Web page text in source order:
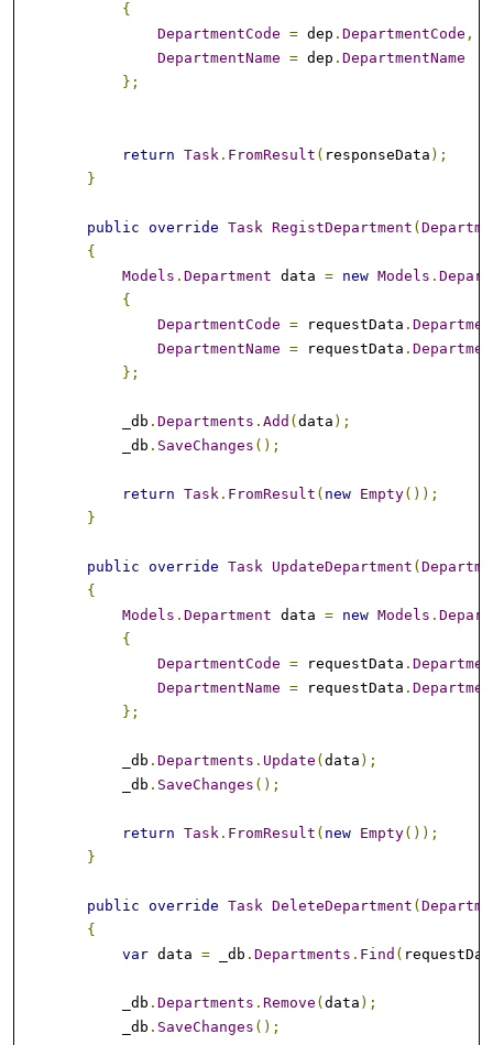
{
DepartmentCode = dep . DepartmentCode ,
DepartmentName = dep . DepartmentName
};
return Task . FromResult ( responseData );
}
public override Task RegistDepartment (
{
Models . Department data = new Models .
{
DepartmentCode = requestData .
DepartmentName = requestData .
};
            _db
. Departments . Add ( data );
            _db
. SaveChanges ();
return Task . FromResult ( new Empty());
}
public override Task UpdateDepartment (
{
Models . Department data = new Models .
{
DepartmentCode = requestData .
DepartmentName = requestData .
};
            _db
. Departments . Update ( data );
            _db
. SaveChanges ();
return Task . FromResult ( new Empty());
}
public override Task DeleteDepartment (
{
var data = _db . Departments . Find (
            _db
. Departments . Remove ( data );
            _db
. SaveChanges ();